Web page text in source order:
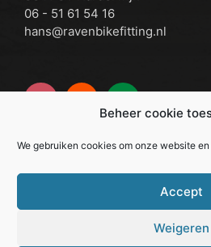
Beheer cookie
We gebruiken cookies om onze website
Accept
Weigeren
06 - 51 61 54 16
hans@ravenbikefitting.nl